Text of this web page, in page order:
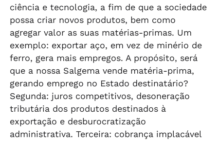
ciência e tecnologia, a fim de que a sociedade
possa criar novos produtos, bem como
agregar valor as suas matérias-primas. Um
exemplo: exportar aço, em vez de minério de
ferro, gera mais empregos. A propósito, será
que a nossa Salgema vende matéria-prima,
gerando emprego no Estado destinatário?
Segunda: juros competitivos, desoneração
tributária dos produtos destinados à
exportação e desburocratização
administrativa. Terceira: cobrança implacável